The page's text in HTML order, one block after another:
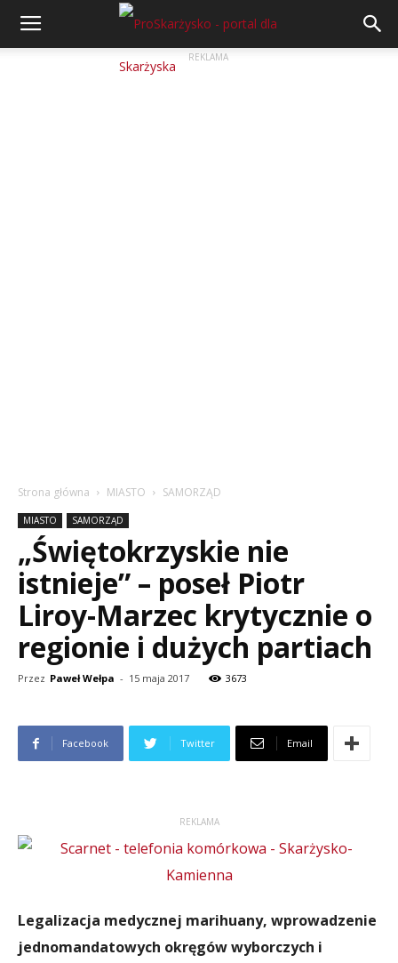
REKLAMA
Strona główna MIASTO SAMORZĄD
MIASTO SAMORZĄD
„Świętokrzyskie nie
istnieje” – poseł Piotr
Liroy-Marzec krytycznie o
regionie i dużych partiach
Przez Paweł Wełpa - 15 maja 2017 3673
Facebook Twitter Email
REKLAMA
Legalizacja medycznej marihuany, wprowadzenie
jednomandatowych okręgów wyborczych i